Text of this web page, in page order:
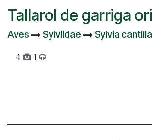
Tallarol de garriga
Aves Sylviidae Sylvia
4 1